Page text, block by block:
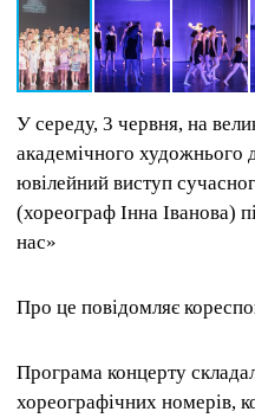
У середу, 3 червня, на
академічного художнього
ювілейний виступ
(хореограф Інна Іванова)
нас»
Про це повідомляє
Програма концерту
хореографічних номерів,